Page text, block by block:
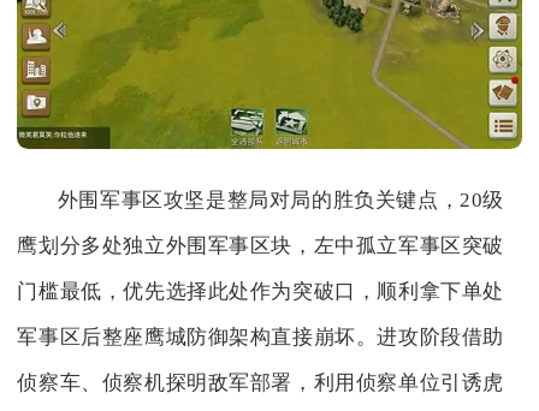
外围军事区攻坚是整局对局的胜负关键点，20级
鹰划分多处独立外围军事区块，左中孤立军事区突破
门槛最低，优先选择此处作为突破口，顺利拿下单处
军事区后整座鹰城防御架构直接崩坏。进攻阶段借助
侦察车、侦察机探明敌军部署，利用侦察单位引诱虎